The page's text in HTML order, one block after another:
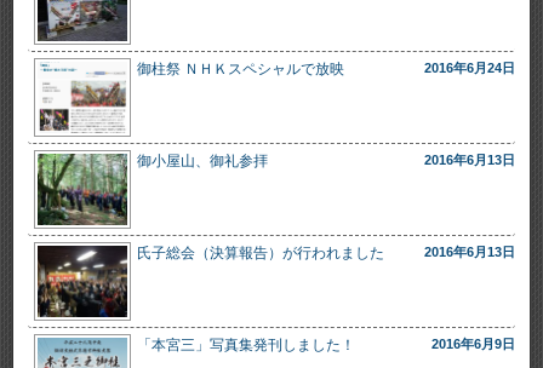
御柱祭 ＮＨＫスペシャルで放映 2016年6月24日
御小屋山、御礼参拝 2016年6月13日
氏子総会（決算報告）が行われました 2016年6月13日
「本宮三」写真集発刊しました！ 2016年6月9日